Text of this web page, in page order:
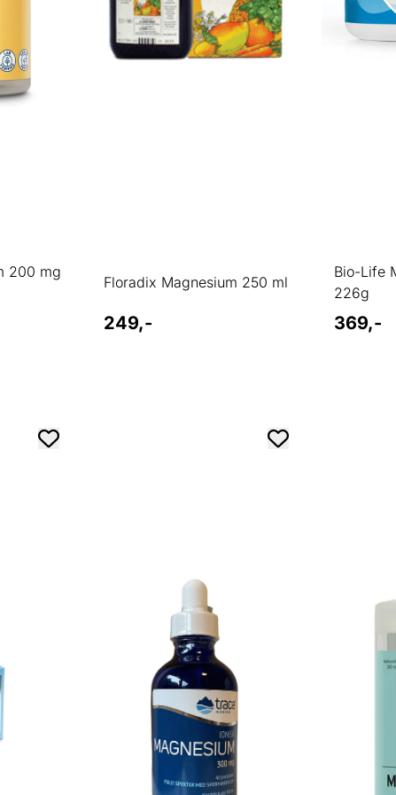
200 mg
Floradix Magnesium 250 ml
249,-
Bio-Life
226g
369,-